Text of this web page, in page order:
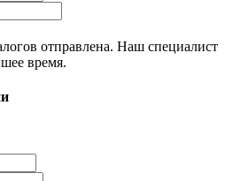
отправлена. Наш специалист
время.